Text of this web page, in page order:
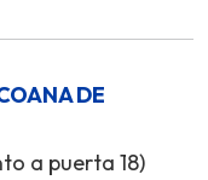
DE
a puerta 18)